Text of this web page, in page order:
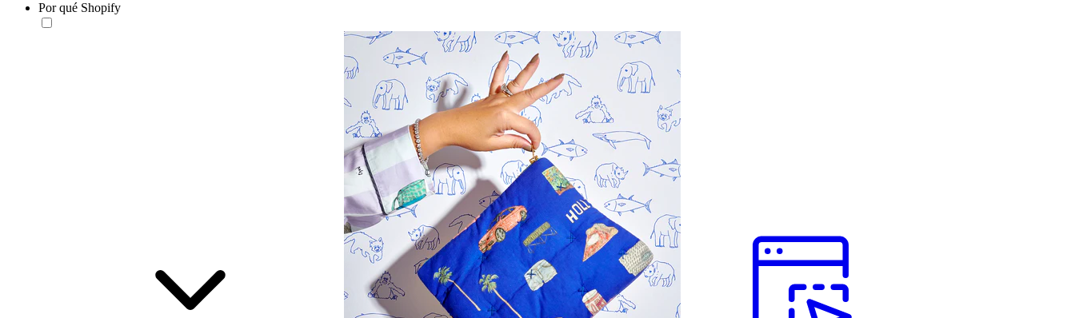
Por qué Shopify